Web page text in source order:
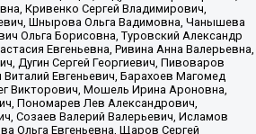
Кривенко Сергей Владимирович,
Шнырова Ольга Вадимовна, Чанышева
Ольга Борисовна, Туровский Александр
Евгеньевна, Ривина Анна Валерьевна,
Дугин Сергей Георгиевич, Пивоваров
Евгеньевич, Барахоев Магомед
Викторович, Мошель Ирина Ароновна,
Пономарев Лев Александрович,
Созаев Валерий Валерьевич, Исламов
Ольга Евгеньевна, Щаров Сергей